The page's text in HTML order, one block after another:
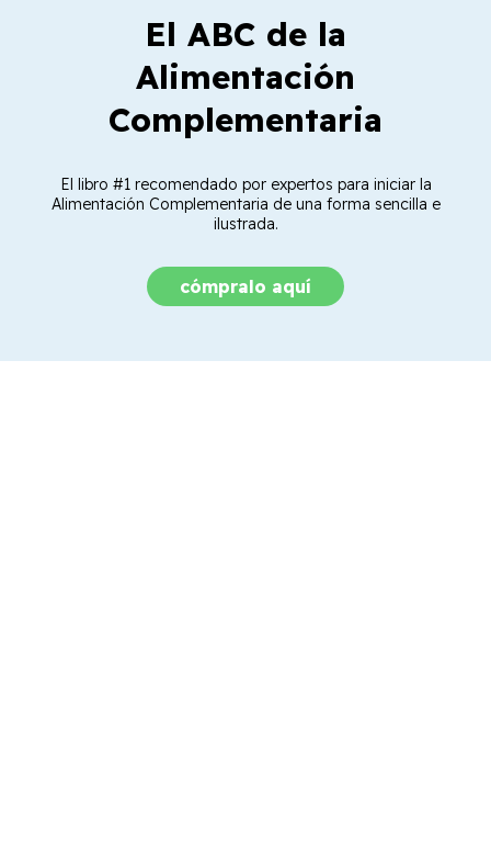
El ABC de la
Alimentación
Complementaria
El libro #1 recomendado por expertos para iniciar la
Alimentación Complementaria de una forma sencilla e
ilustrada.
cómpralo aquí